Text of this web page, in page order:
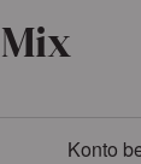
Konto